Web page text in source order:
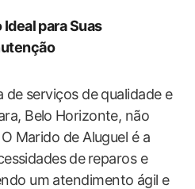
para Suas
de serviços de qualidade e
Belo⁣ Horizonte, não
Marido ​de Aluguel é‍ a
⁤de⁣ reparos e
‍um atendimento ágil e